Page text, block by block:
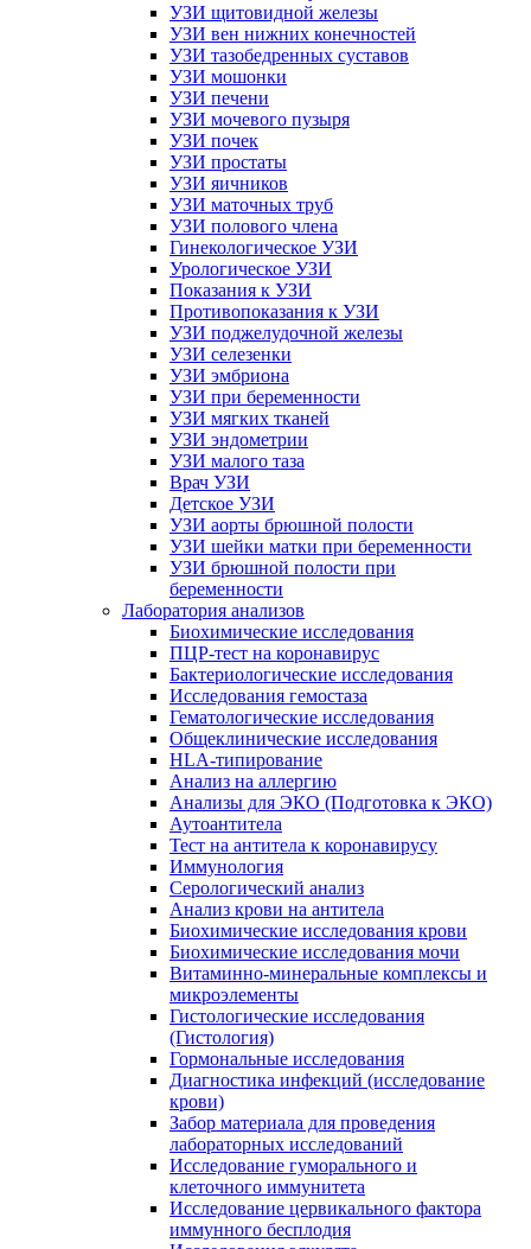
УЗИ щитовидной железы
УЗИ вен нижних конечностей
УЗИ тазобедренных суставов
УЗИ мошонки
УЗИ печени
УЗИ мочевого пузыря
УЗИ почек
УЗИ простаты
УЗИ яичников
УЗИ маточных труб
УЗИ полового члена
Гинекологическое УЗИ
Урологическое УЗИ
Показания к УЗИ
Противопоказания к УЗИ
УЗИ поджелудочной железы
УЗИ селезенки
УЗИ эмбриона
УЗИ при беременности
УЗИ мягких тканей
УЗИ эндометрии
УЗИ малого таза
Врач УЗИ
Детское УЗИ
УЗИ аорты брюшной полости
УЗИ шейки матки при беременности
УЗИ брюшной полости при
беременности
Лаборатория анализов
Биохимические исследования
ПЦР-тест на коронавирус
Бактериологические исследования
Исследования гемостаза
Гематологические исследования
Общеклинические исследования
HLA-типирование
Анализ на аллергию
Анализы для ЭКО (Подготовка к ЭКО)
Аутоантитела
Тест на антитела к коронавирусу
Иммунология
Серологический анализ
Анализ крови на антитела
Биохимические исследования крови
Биохимические исследования мочи
Витаминно-минеральные комплексы и
микроэлементы
Гистологические исследования
(Гистология)
Гормональные исследования
Диагностика инфекций (исследование
крови)
Забор материала для проведения
лабораторных исследований
Исследование гуморального и
клеточного иммунитета
Исследование цервикального фактора
иммунного бесплодия